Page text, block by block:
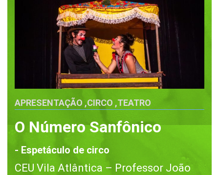
APRESENTAÇÃO ,CIRCO ,TEATRO
O Número Sanfônico
- Espetáculo de circo
CEU Vila Atlântica – Professor João